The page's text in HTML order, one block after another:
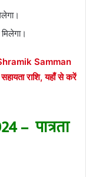
Samman
राशि, यहाँ से करें
– पात्रता